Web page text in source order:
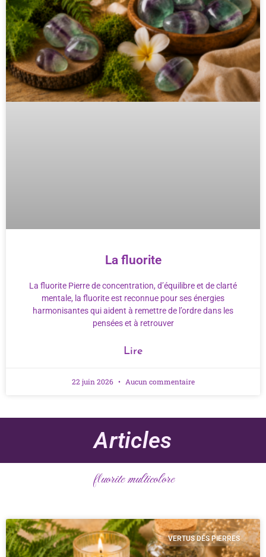
La fluorite
La fluorite Pierre de concentration, d’équilibre et de clarté
mentale, la fluorite est reconnue pour ses énergies
harmonisantes qui aident à remettre de l’ordre dans les
pensées et à retrouver
Lire
22 juin 2026 Aucun commentaire
Articles
fluorite multicolore
VERTUS DES PIERRES